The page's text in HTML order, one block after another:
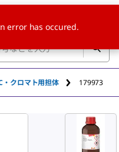
・クロマト用担体 179973
error has occured.